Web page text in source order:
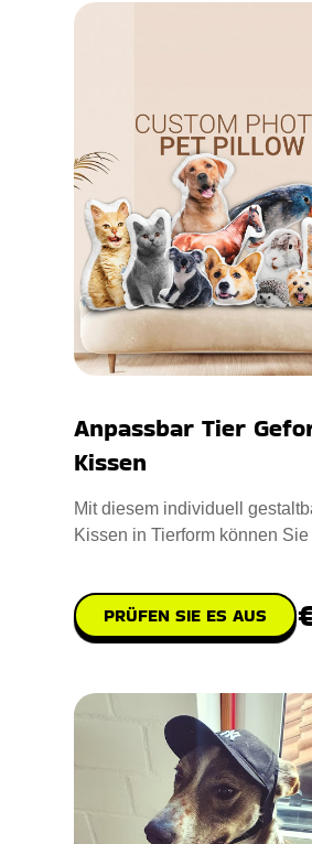
Anpassbar Tier
Kissen
Mit diesem individuell
Kissen in Tierform können Sie
PRÜFEN SIE ES AUS